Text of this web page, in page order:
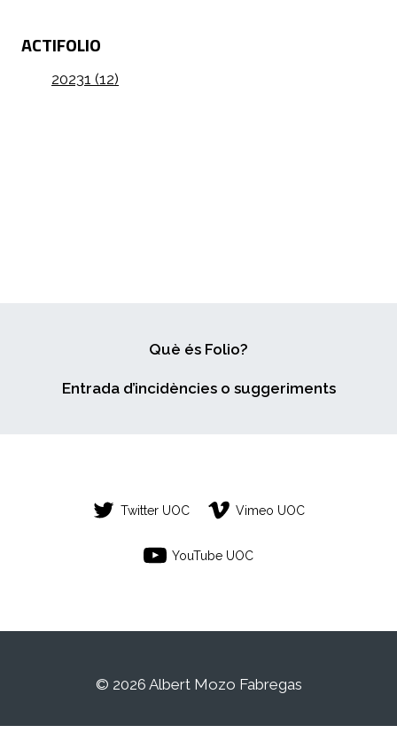
ACTIFOLIO
20231 (12)
Què és Folio?
Entrada d’incidències o suggeriments
Twitter UOC Vimeo UOC
YouTube UOC
© 2026 Albert Mozo Fabregas